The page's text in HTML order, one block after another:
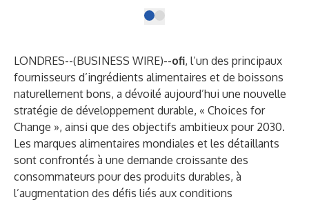
LONDRES--(BUSINESS WIRE)--ofi, l’un des principaux
fournisseurs d’ingrédients alimentaires et de boissons
naturellement bons, a dévoilé aujourd’hui une nouvelle
stratégie de développement durable, « Choices for
Change », ainsi que des objectifs ambitieux pour 2030.
Les marques alimentaires mondiales et les détaillants
sont confrontés à une demande croissante des
consommateurs pour des produits durables, à
l’augmentation des défis liés aux conditions